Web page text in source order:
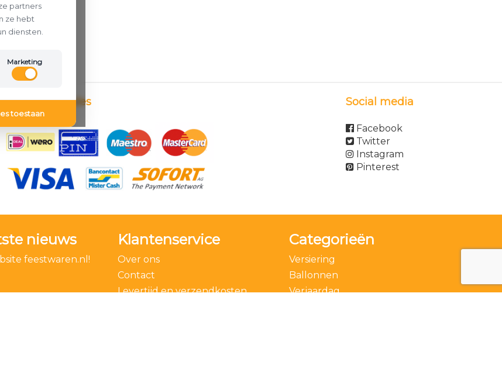
Betaalmethodes Social media
Facebook
Twitter
Instagram
Pinterest
nieuws
feestwaren.nl!
Klantenservice
Over ons
Contact
Levertijd en verzendkosten
Categorieën
Versiering
Ballonnen
Verjaardag
partners
ze hebt
diensten.
Marketing
toestaan